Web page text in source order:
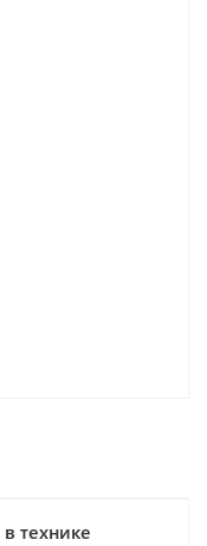
в технике